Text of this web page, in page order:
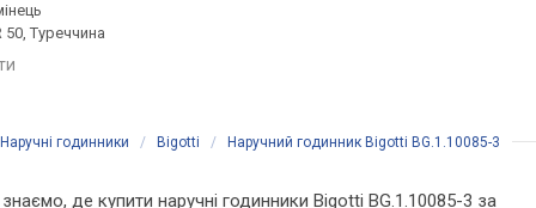
50, Туреччина
Наручні годинники / Bigotti / Наручний годинник Bigotti BG.1.10085-3
де купити наручні годинники Bigotti BG.1.10085-3 за